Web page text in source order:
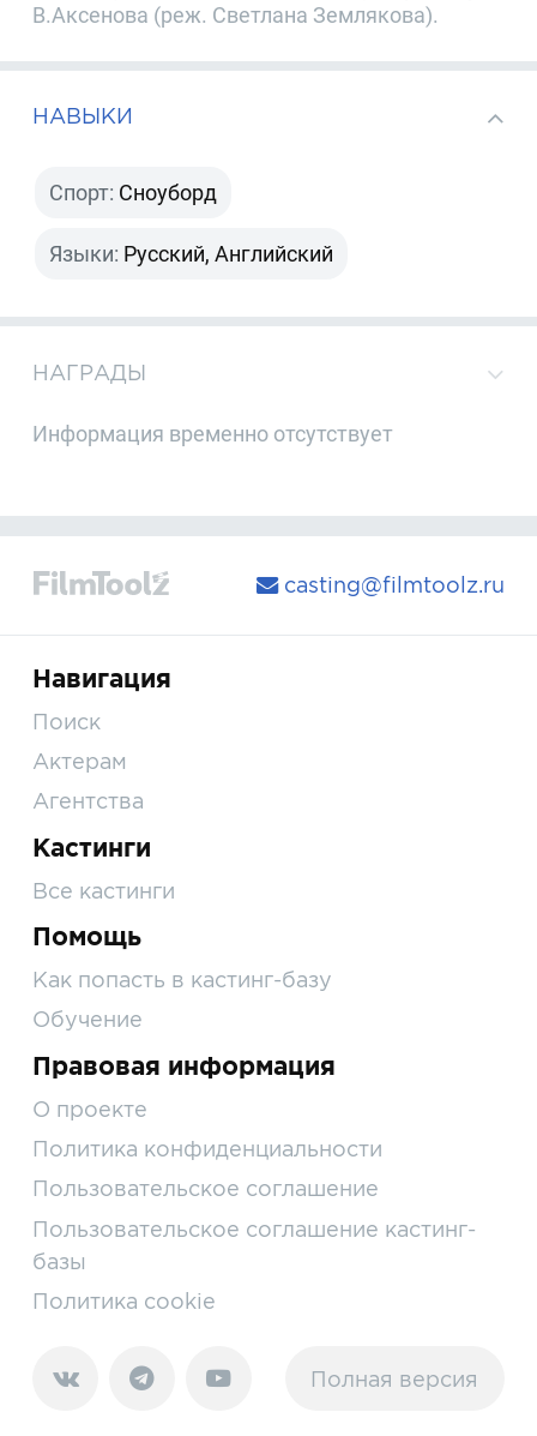
В.Аксенова (реж. Светлана Землякова).
НАВЫКИ
Спорт: Сноуборд
Языки: Русский, Английский
НАГРАДЫ
Информация временно отсутствует
casting@filmtoolz.ru
Навигация
Поиск
Актерам
Агентства
Кастинги
Все кастинги
Помощь
Как попасть в кастинг-базу
Обучение
Правовая информация
О проекте
Политика конфиденциальности
Пользовательское соглашение
Пользовательское соглашение кастинг-
базы
Политика cookie
Полная версия